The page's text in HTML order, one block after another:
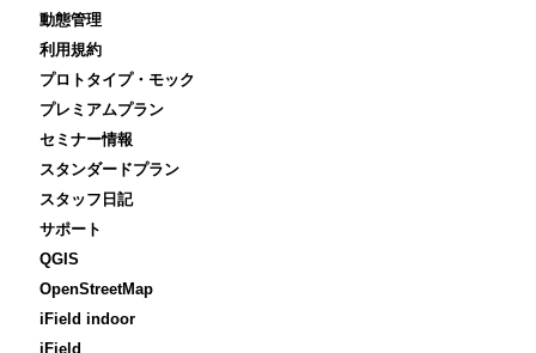
動態管理
利用規約
プロトタイプ・モック
プレミアムプラン
セミナー情報
スタンダードプラン
スタッフ日記
サポート
QGIS
OpenStreetMap
iField indoor
iField